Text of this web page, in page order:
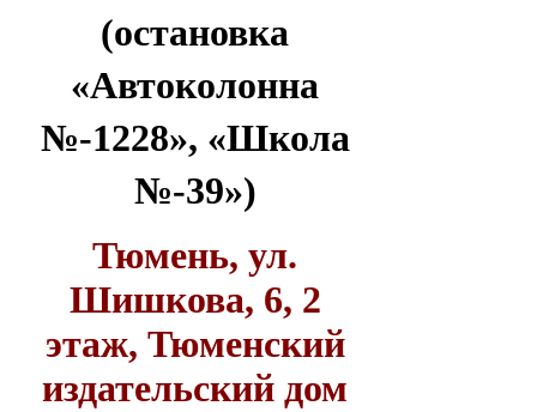
(остановка
«Автоколонна
№-1228», «Школа
№-39»)
Тюмень, ул.
Шишкова, 6, 2
этаж, Тюменский
издательский дом